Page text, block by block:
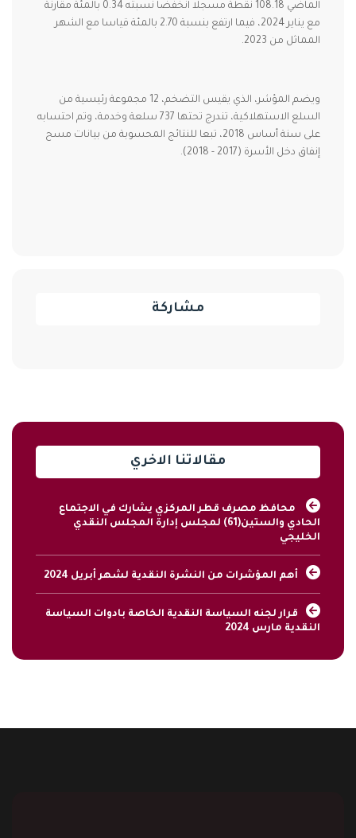
الماضي 108.18 نقطة مسجلا انخفضا نسبته 0.34 بالمئة مقارنة
مع يناير 2024، فيما ارتفع بنسبة 2.70 بالمئة قياسا مع الشهر
المماثل من 2023.
ويضم المؤشر، الذي يقيس التضخم، 12 مجموعة رئيسية من
السلع الاستهلاكية، تندرج تحتها 737 سلعة وخدمة، وتم احتسابه
على سنة أساس 2018، تبعا للنتائج المحسوبة من بيانات مسح
إنفاق دخل الأسرة (2017 - 2018).
مشاركة
مقالاتنا الاخري
محافظ مصرف قطر المركزي يشارك في الاجتماع
الحادي والستين(61) لمجلس إدارة المجلس النقدي
الخليجي
أهم المؤشرات من النشرة النقدية لشهر أبريل 2024
قرار لجنه السياسة النقدية الخاصة بادوات السياسة
النقدية مارس 2024